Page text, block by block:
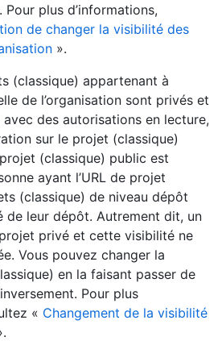
plus d’informations,
de changer la visibilité des
».
(classique) appartenant à
de l’organisation sont privés et
avec des autorisations en lecture,
sur le projet (classique)
(classique) public est
ayant l’URL de projet
(classique) de niveau dépôt
de leur dépôt. Autrement dit, un
privé et cette visibilité ne
Vous pouvez changer la
en la faisant passer de
Pour plus
« Changement de la visibilité